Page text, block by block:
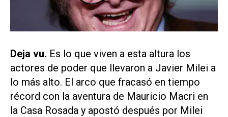
Deja vu. Es lo que viven a esta altura los
actores de poder que llevaron a Javier Milei a
lo más alto. El arco que fracasó en tiempo
récord con la aventura de Mauricio Macri en
la Casa Rosada y apostó después por Milei